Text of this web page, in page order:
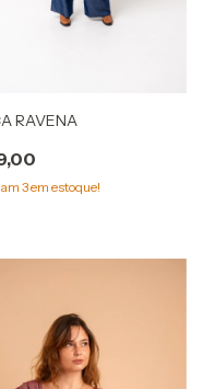
RAVENA
3em estoque!